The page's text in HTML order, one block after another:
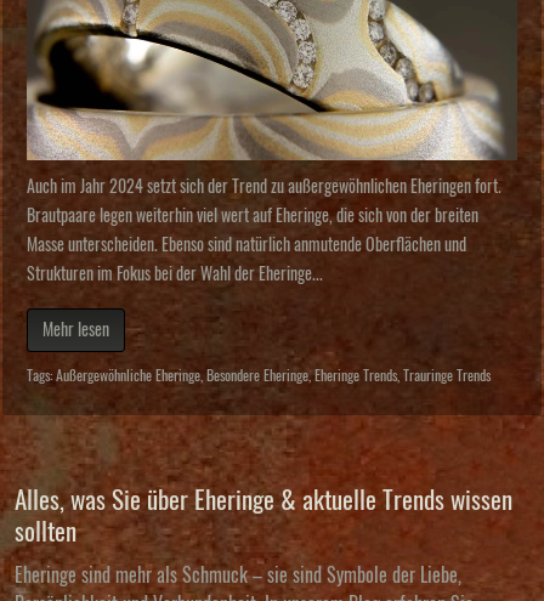
Auch im Jahr 2024 setzt sich der Trend zu außergewöhnlichen Eheringen fort.
Brautpaare legen weiterhin viel wert auf Eheringe, die sich von der breiten
Masse unterscheiden. Ebenso sind natürlich anmutende Oberflächen und
Strukturen im Fokus bei der Wahl der Eheringe...
Mehr lesen
Tags: Außergewöhnliche Eheringe Besondere Eheringe,Eheringe Trends Trauringe Trends
Alles, was Sie über Eheringe & aktuelle Trends wissen
sollten
Eheringe sind mehr als Schmuck – sie sind Symbole der Liebe,